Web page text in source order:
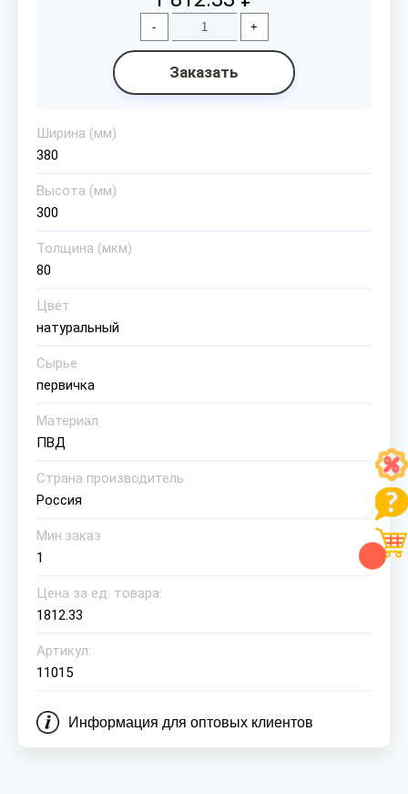
- +
Заказать
Ширина (мм)
380
Высота (мм)
300
Толщина (мкм)
80
Цвет
натуральный
Сырье
первичка
Материал
ПВД
Страна производитель
Россия
Мин.заказ
1
Цена за ед. товара:
1812.33
Артикул:
11015
Информация для оптовых клиентов